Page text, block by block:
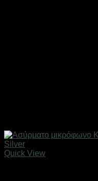
Quick View